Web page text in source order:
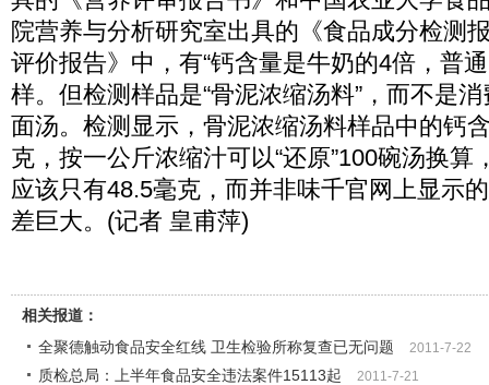
院营养与分析研究室出具的《食品成分检测
评价报告》中，有“钙含量是牛奶的4倍，普
样。但检测样品是“骨泥浓缩汤料”，而不是
面汤。检测显示，骨泥浓缩汤料样品中的钙
克，按一公斤浓缩汁可以“还原”100碗汤换算
应该只有48.5毫克，而并非味千官网上显示
差巨大。(记者 皇甫萍)
相关报道：
全聚德触动食品安全红线 卫生检验所称复查已无问题
2011-7-22
质检总局：上半年食品安全违法案件15113起 2011-7-21